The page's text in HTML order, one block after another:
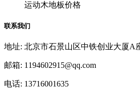
运动木地板价格
联系我们
地址: 北京市石景山区中铁创业大厦A
邮箱: 1194602915@qq.com
电话: 13716001635